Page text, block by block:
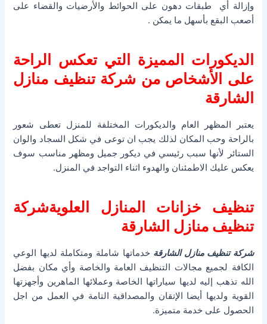
وإزالة أي طبقات دهون على الحوائط والأرضيات والقضاء على
أصعب البقع بأسهل ما يمكن .
الديكورات المميزة التي تعكس الراحة
على الأشخاص من شركة تنظيف منازل
الشارقة
يعتبر المظهر العام والديكورات المختلفة للمنزل تعطى شعور
بالراحة وحب المكان لذلك يجب ان توعى في شكل السجاد والوان
الستائر لأنها سبب رئيسي في ديكور جميل ومظهر مناسب سوف
يعكس عليك الاطمئنان والهدوء اثناء التواجد في المنزل.
تنظيف خزانات المنازل العلويةشركة
تنظيف منازل الشارقة
شركة تنظيف منازل الشارقة خدماتها شاملة ومتكاملة لديها الوعي
الكافة لجميع مجالات التنظيف العامة والخاصة وأي مكان بفضل
الله تذهب إليه لديها سياراتها الخاصة وعملائها الماهرين وأجهزتها
القوية ولديها أيضا الإتقان والمصداقية التامة في العمل من اجل
الحصول على خدمة متميزة.